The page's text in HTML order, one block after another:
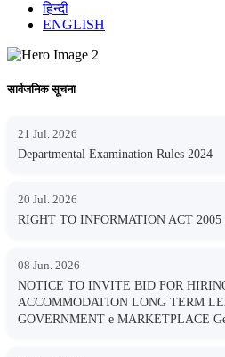
हिन्दी
ENGLISH
सार्वजनिक सूचना
21 Jul. 2026
Departmental Examination Rules 2024
20 Jul. 2026
RIGHT TO INFORMATION ACT
08 Jun. 2026
NOTICE TO INVITE BID FOR
ACCOMMODATION LONG TERM
GOVERNMENT e MARKETPLACE